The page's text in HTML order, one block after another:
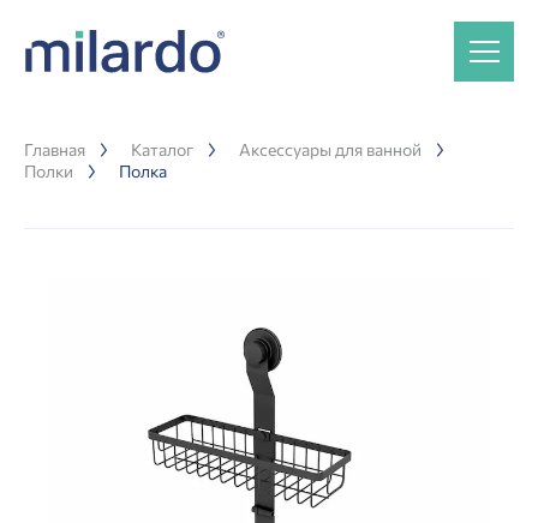
Главная Каталог
Аксессуары для ванной
Полки
Полка